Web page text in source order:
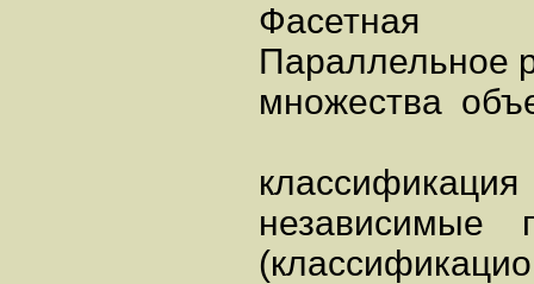
Фасетная
Параллельное
множества
независимые